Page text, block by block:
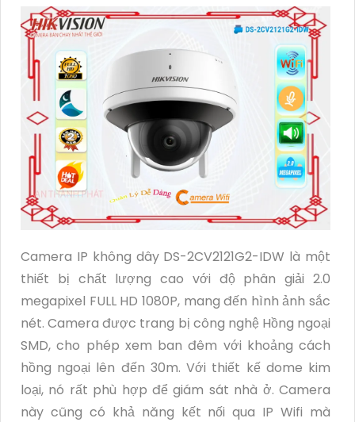
Camera IP không dây DS-2CV2121G2-IDW là một
thiết bị chất lượng cao với độ phân giải 2.0
megapixel FULL HD 1080P, mang đến hình ảnh sắc
nét. Camera được trang bị công nghệ Hồng ngoại
SMD, cho phép xem ban đêm với khoảng cách
hồng ngoại lên đến 30m. Với thiết kế dome kim
loại, nó rất phù hợp để giám sát nhà ở. Camera
này cũng có khả năng kết nối qua IP Wifi mà